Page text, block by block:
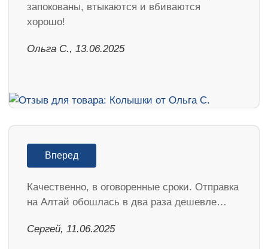
запокованы, втыкаются и вбиваются
хорошо!
Ольга С., 13.06.2025
Вперед
Качественно, в оговоренные сроки. Отправка
на Алтай обошлась в два раза дешевле…
Сергей, 11.06.2025